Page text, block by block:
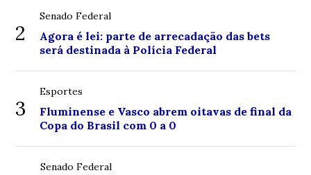
2
Senado Federal
Agora é lei: parte de arrecadação das bets
será destinada à Polícia Federal
3
Esportes
Fluminense e Vasco abrem oitavas de final da
Copa do Brasil com 0 a 0
Senado Federal